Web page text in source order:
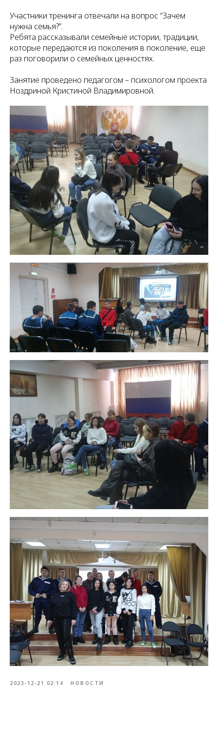
Участники тренинга отвечали на вопрос “Зачем
нужна семья?”.
Ребята рассказывали семейные истории, традиции,
которые передаются из поколения в поколение, еще
раз поговорили о семейных ценностях.
Занятие проведено педагогом – психологом проекта
Ноздриной Кристиной Владимировной.
2023-12-21 02:14 НОВОСТИ